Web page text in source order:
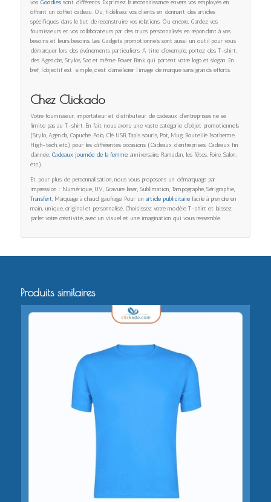
vos Goodiessont différents. Exprimez la reconnaissance envers vos employés en
offrant un coffret cadeau. Ou, fidélisez vos clients en donnant des articles
spécifiques dans le but de reconstruire vos relations. Ou encore, Gardez vos
fournisseurs et vos collaborateurs par des trucs personnalisés en répondant à vos
besoins et leurs besoins. Les Gadgets promotionnels sont aussi un outil pour vous
démarquer lors des événements particuliers. A titre d’exemple, portez des T-shirt,
des Agendas, Stylos, Sac et même Power Bank qui portent votre logo et slogan. En
bref, l’objectif est simple, c’est d’améliorer l’image de marque sans grands efforts.
Chez Clickado
Votre fournisseur, importateur et distributeur de cadeaux d’entreprises ne se
limite pas au T-shirt. En fait, nous avons une vaste catégorie d’objet promotionnels
(Stylo, Agenda, Capuche, Polo, Clé USB, Tapis souris, Pot, Mug, Bouteille Isotherme,
High-tech, etc.) pour les différentes occasions (Cadeaux d’entreprises, Cadeaux fin
d’année, Cadeaux journée de la femme, anniversaire, Ramadan, les fêtes, Foire, Salon,
etc.).
Et, pour plus de personnalisation, nous vous proposons un démarquage par
impression : Numérique, UV, Gravure laser, Sublimation, Tampographe, Sérigraphie,
Transfert, Marquage à chaud, gaufrage. Pour un article publicitairefacile à prendre en
main, unique, original et personnalisé, Choisissez votre modèle T-shirt et laissez
parler votre créativité, avec un visuel et une imagination qui vous ressemble.
Produits similaires